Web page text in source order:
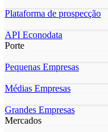
Plataforma de prospecção
API Econodata
Porte
Pequenas Empresas
Médias Empresas
Grandes Empresas
Mercados